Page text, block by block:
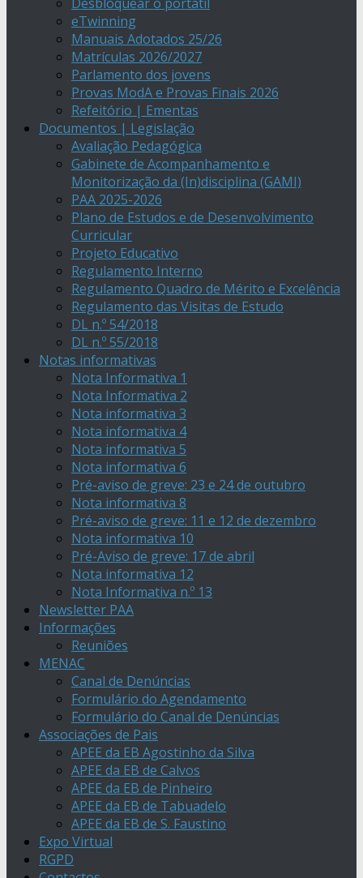
eTwinning
Manuais Adotados 25/26
Matrículas 2026/2027
Parlamento dos jovens
Provas ModA e Provas Finais 2026
Refeitório | Ementas
Documentos | Legislação
Avaliação Pedagógica
Gabinete de Acompanhamento e
Monitorização da (In)disciplina (GAMI)
PAA 2025-2026
Plano de Estudos e de Desenvolvimento
Curricular
Projeto Educativo
Regulamento Interno
Regulamento Quadro de Mérito e Excelência
Regulamento das Visitas de Estudo
DL n.º 54/2018
DL n.º 55/2018
Notas informativas
Nota Informativa 1
Nota Informativa 2
Nota informativa 3
Nota informativa 4
Nota informativa 5
Nota informativa 6
Pré-aviso de greve: 23 e 24 de outubro
Nota informativa 8
Pré-aviso de greve: 11 e 12 de dezembro
Nota informativa 10
Pré-Aviso de greve: 17 de abril
Nota informativa 12
Nota Informativa n.º 13
Newsletter PAA
Informações
Reuniões
MENAC
Canal de Denúncias
Formulário do Agendamento
Formulário do Canal de Denúncias
Associações de Pais
APEE da EB Agostinho da Silva
APEE da EB de Calvos
APEE da EB de Pinheiro
APEE da EB de Tabuadelo
APEE da EB de S. Faustino
Expo Virtual
RGPD